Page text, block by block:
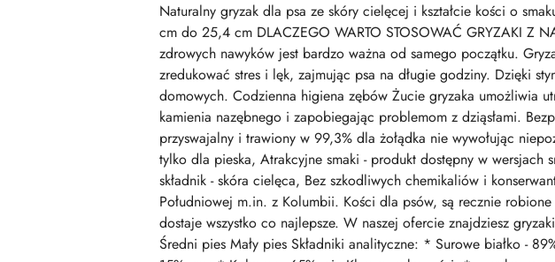
Naturalny gryzak dla psa ze skóry cielęcej i kształcie kości o
cm do 25,4 cm DLACZEGO WARTO STOSOWAĆ GRYZAKI Z
zdrowych nawyków jest bardzo ważna od samego początku.
zredukować stres i lęk, zajmując psa na długie godziny. Dzięki
domowych. Codzienna higiena zębów Żucie gryzaka umożliwia
kamienia nazębnego i zapobiegając problemom z dziąsłami.
przyswajalny i trawiony w 99,3% dla żołądka nie wywołując
tylko dla pieska, Atrakcyjne smaki - produkt dostępny w
składnik - skóra cielęca, Bez szkodliwych chemikaliów i
Południowej m.in. z Kolumbii. Kości dla psów, są recznie
dostaje wszystko co najlepsze. W naszej ofercie znajdziesz
Średni pies Mały pies Składniki analityczne: * Surowe białko -